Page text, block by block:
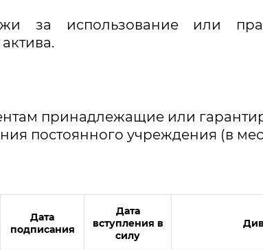
за использование или
принадлежащие или
постоянного учреждения (в
Дата
подписания
Дата
вступления в
силу